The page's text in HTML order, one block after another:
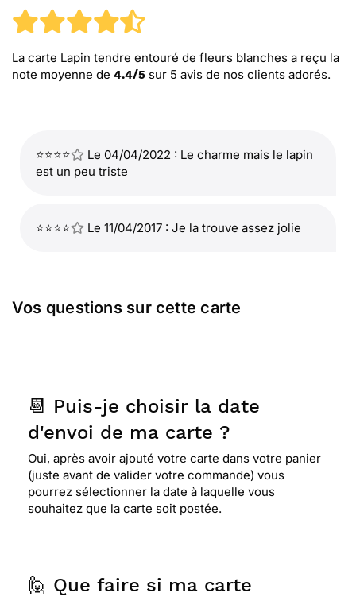
La carte Lapin tendre entouré de fleurs blanches a reçu la
note moyenne de 4.4/5 sur 5 avis de nos clients adorés.
⭐⭐⭐⭐
Le 04/04/2022 : Le charme mais le lapin
est un peu triste
⭐⭐⭐⭐ Le 11/04/2017 : Je la trouve assez jolie
Vos questions sur cette carte
📆 Puis-je choisir la date
d'envoi de ma carte ?
Oui, après avoir ajouté votre carte dans votre panier
(juste avant de valider votre commande) vous
pourrez sélectionner la date à laquelle vous
souhaitez que la carte soit postée.
🙋 Que faire si ma carte